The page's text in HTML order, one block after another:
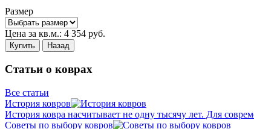
Размер
Цена за кв.м.: 4 354 руб.
Купить Назад
Статьи о коврах
Все статьи
История ковров
История ковра насчитывает не одну тысячу лет. Для
Советы по выбору ковров